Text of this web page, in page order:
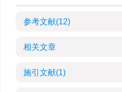
参考文献(12)
相关文章
施引文献(1)